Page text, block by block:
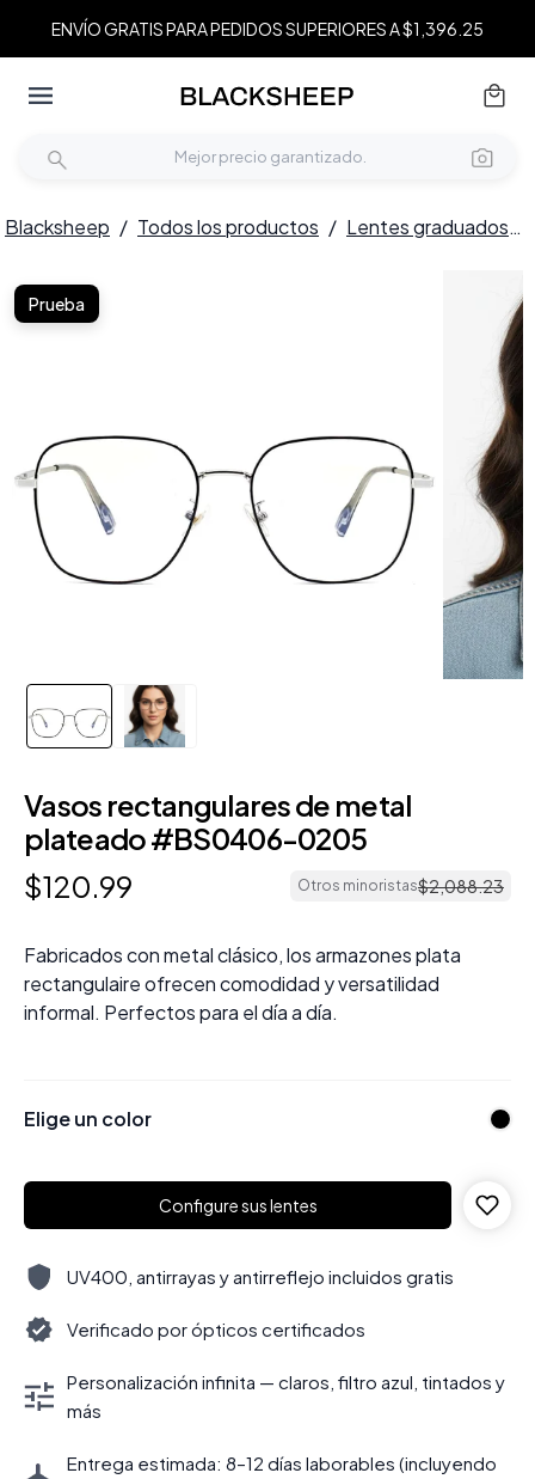
ENVÍO GRATIS PARA PEDIDOS SUPERIORES A $1,396.25
Blacksheep / Todos los productos / Lentes graduados /
Prueba
Vasos rectangulares de metal
plateado #BS0406-0205
$120.99 Otros minoristas$2,088.23
Fabricados con metal clásico, los armazones plata
rectangulaire ofrecen comodidad y versatilidad
informal. Perfectos para el día a día.
Elige un color
Configure sus lentes
UV400, antirrayas y antirreflejo incluidos gratis
Verificado por ópticos certificados
Personalización infinita — claros, filtro azul, tintados y
más
Entrega estimada: 8–12 días laborables (incluyendo